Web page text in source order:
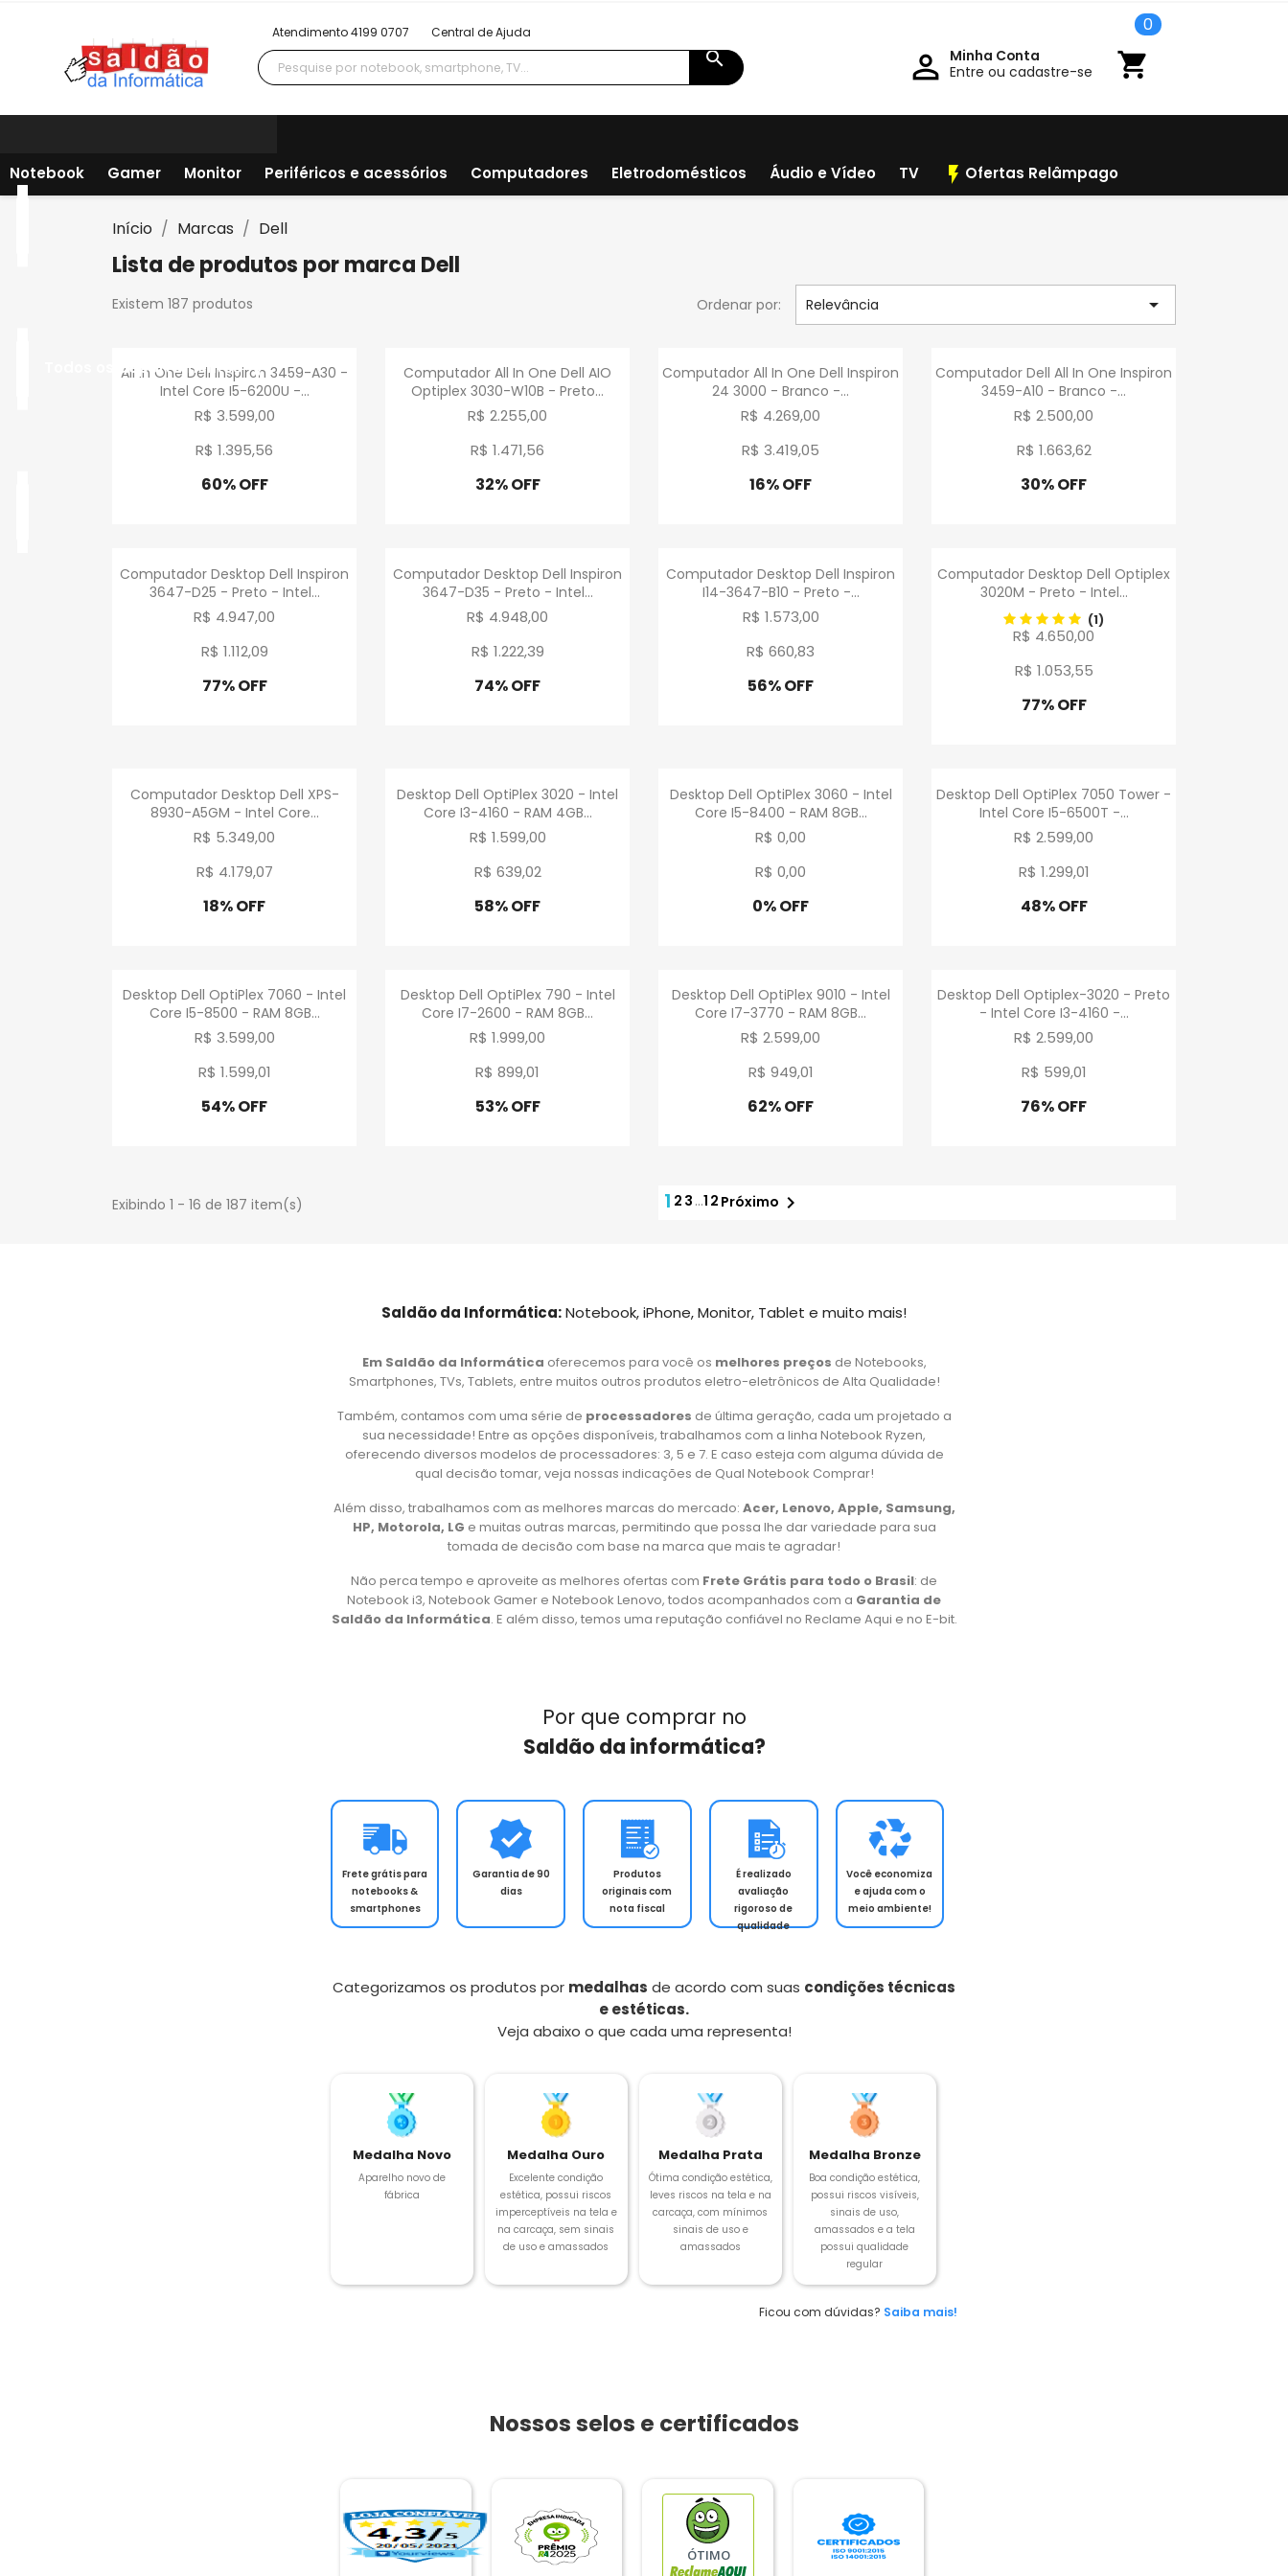
Atendimento 4199 0707 Central de Ajuda
search  Minha Conta
Entre ou cadastre-se
shopping_cart
0
Todos os departamentos
Notebook Gamer Monitor Periféricos e acessórios Computadores Eletrodomésticos Áudio e Vídeo TV flash_on Ofertas Relâmpago
Início Marcas Dell
Lista de produtos por marca Dell
Existem 187 produtos Ordenar por: Relevância 
Visualização rápida
All In One Dell Inspiron 3459-A30 -
Intel Core I5-6200U -...
R$ 3.599,00
R$ 1.395,56
60% OFF
Visualização rápida
Computador All In One Dell AIO
Optiplex 3030-W10B - Preto...
R$ 2.255,00
R$ 1.471,56
32% OFF
Visualização rápida
Computador All In One Dell Inspiron
24 3000 - Branco -...
R$ 4.269,00
R$ 3.419,05
16% OFF
Visualização rápida
Computador Dell All In One Inspiron
3459-A10 - Branco -...
R$ 2.500,00
R$ 1.663,62
30% OFF
Visualização rápida
Computador Desktop Dell Inspiron
3647-D25 - Preto - Intel...
R$ 4.947,00
R$ 1.112,09
77% OFF
Visualização rápida
Computador Desktop Dell Inspiron
3647-D35 - Preto - Intel...
R$ 4.948,00
R$ 1.222,39
74% OFF
Visualização rápida
Computador Desktop Dell Inspiron
I14-3647-B10 - Preto -...
R$ 1.573,00
R$ 660,83
56% OFF
Visualização rápida
Computador Desktop Dell Optiplex
3020M - Preto - Intel...
(1)
R$ 4.650,00
R$ 1.053,55
77% OFF
Visualização rápida
Computador Desktop Dell XPS-
8930-A5GM - Intel Core...
R$ 5.349,00
R$ 4.179,07
18% OFF
Visualização rápida
Desktop Dell OptiPlex 3020 - Intel
Core I3-4160 - RAM 4GB...
R$ 1.599,00
R$ 639,02
58% OFF
Visualização rápida
Desktop Dell OptiPlex 3060 - Intel
Core I5-8400 - RAM 8GB...
R$ 0,00
R$ 0,00
0% OFF
 Visualização rápida
Desktop Dell OptiPlex 7050 Tower -
Intel Core I5-6500T -...
R$ 2.599,00
R$ 1.299,01
48% OFF
Visualização rápida
Desktop Dell OptiPlex 7060 - Intel
Core I5-8500 - RAM 8GB...
R$ 3.599,00
R$ 1.599,01
54% OFF
Visualização rápida
Desktop Dell OptiPlex 790 - Intel
Core I7-2600 - RAM 8GB...
R$ 1.999,00
R$ 899,01
53% OFF
Visualização rápida
Desktop Dell OptiPlex 9010 - Intel
Core I7-3770 - RAM 8GB...
R$ 2.599,00
R$ 949,01
62% OFF
 Visualização rápida
Desktop Dell Optiplex-3020 - Preto
- Intel Core I3-4160 -...
R$ 2.599,00
R$ 599,01
76% OFF
Exibindo 1 - 16 de 187 item(s) 1 2 3 …12 Próximo 
Saldão da Informática:Notebook, iPhone, Monitor, Tablet e muito mais!
Em Saldão da Informática oferecemos para você os melhores preços de Notebooks,
Smartphones, TVs, Tablets, entre muitos outros produtos eletro-eletrônicos de Alta Qualidade!
Também, contamos com uma série de processadores de última geração, cada um projetado a
sua necessidade! Entre as opções disponíveis, trabalhamos com a linha Notebook Ryzen,
oferecendo diversos modelos de processadores: 3, 5 e 7. E caso esteja com alguma dúvida de
qual decisão tomar, veja nossas indicações de Qual Notebook Comprar!
Além disso, trabalhamos com as melhores marcas do mercado: Acer, Lenovo, Apple, Samsung,
HP, Motorola, LG e muitas outras marcas, permitindo que possa lhe dar variedade para sua
tomada de decisão com base na marca que mais te agradar!
Não perca tempo e aproveite as melhores ofertas com Frete Grátis para todo o Brasil: de
Notebook i3, Notebook Gamer e Notebook Lenovo, todos acompanhados com a Garantia de
Saldão da Informática. E além disso, temos uma reputação confiável no Reclame Aqui e no E-bit.
Por que comprar no
Saldão da informática?
Frete grátis para
notebooks &
smartphones
Garantia de 90
dias
Produtos
originais com
nota fiscal
É realizado
avaliação
rigoroso de
qualidade
Você economiza
e ajuda com o
meio ambiente!
Categorizamos os produtos por medalhas de acordo com suas condições técnicas
e estéticas.
Veja abaixo o que cada uma representa!
Medalha Novo
Aparelho novo de
fábrica
Medalha Ouro
Excelente condição
estética, possui riscos
imperceptíveis na tela e
na carcaça, sem sinais
de uso e amassados
Medalha Prata
Ótima condição estética,
leves riscos na tela e na
carcaça, com mínimos
sinais de uso e
amassados
Medalha Bronze
Boa condição estética,
possui riscos visíveis,
sinais de uso,
amassados e a tela
possui qualidade
regular
Ficou com dúvidas? Saiba mais!
Nossos selos e certificados
ÓTIMO